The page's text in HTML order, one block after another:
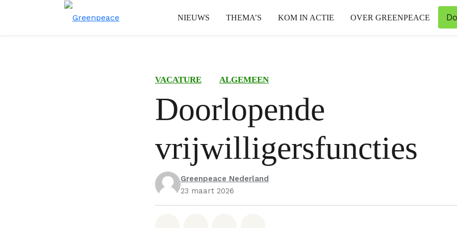
NIEUWS THEMA’S KOM IN ACTIE OVER GREENPEACE
VACATURE ALGEMEEN
Doorlopende
vrijwilligersfuncties
Greenpeace Nederland
23 maart 2026